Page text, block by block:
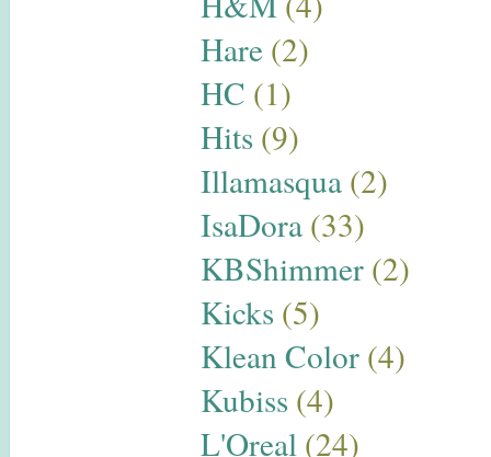
Hare (2)
HC (1)
Hits (9)
Illamasqua (2)
IsaDora (33)
KBShimmer (2)
Kicks (5)
Klean Color (4)
Kubiss (4)
L'Oreal (24)